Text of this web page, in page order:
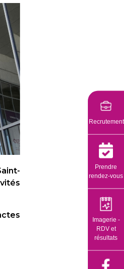
Recrutement
Prendre
rendez-vous
Imagerie -
RDV et
résultats